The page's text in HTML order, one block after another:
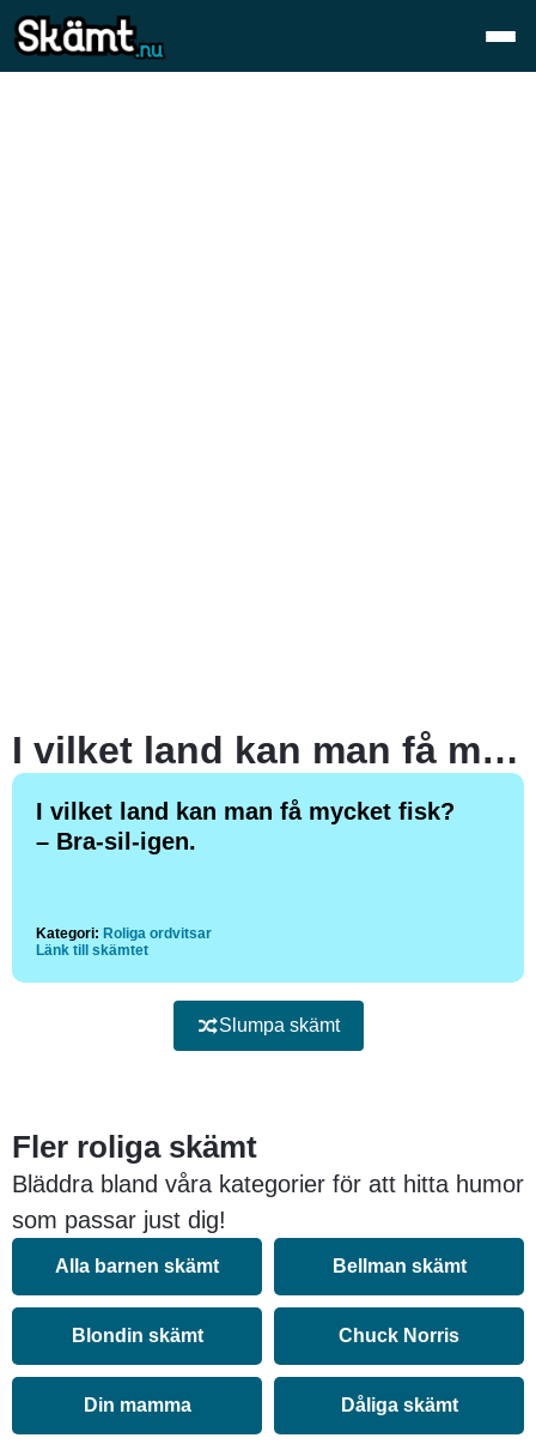
I vilket land kan man få mycket fisk? – Bra-sil-igen.
I vilket land kan man få mycket fisk?
– Bra-sil-igen.
Kategori: Roliga ordvitsar
Länk till skämtet
Slumpa skämt
Fler roliga skämt
Bläddra bland våra kategorier för att hitta humor
som passar just dig!
Alla barnen skämt Bellman skämt
Blondin skämt Chuck Norris
Din mamma Dåliga skämt